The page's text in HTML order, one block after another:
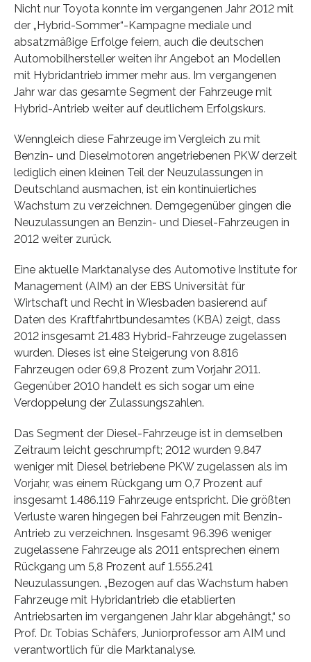
Nicht nur Toyota konnte im vergangenen Jahr 2012 mit
der „Hybrid-Sommer“-Kampagne mediale und
absatzmäßige Erfolge feiern, auch die deutschen
Automobilhersteller weiten ihr Angebot an Modellen
mit Hybridantrieb immer mehr aus. Im vergangenen
Jahr war das gesamte Segment der Fahrzeuge mit
Hybrid-Antrieb weiter auf deutlichem Erfolgskurs.
Wenngleich diese Fahrzeuge im Vergleich zu mit
Benzin- und Dieselmotoren angetriebenen PKW derzeit
lediglich einen kleinen Teil der Neuzulassungen in
Deutschland ausmachen, ist ein kontinuierliches
Wachstum zu verzeichnen. Demgegenüber gingen die
Neuzulassungen an Benzin- und Diesel-Fahrzeugen in
2012 weiter zurück.
Eine aktuelle Marktanalyse des Automotive Institute for
Management (AIM) an der EBS Universität für
Wirtschaft und Recht in Wiesbaden basierend auf
Daten des Kraftfahrtbundesamtes (KBA) zeigt, dass
2012 insgesamt 21.483 Hybrid-Fahrzeuge zugelassen
wurden. Dieses ist eine Steigerung von 8.816
Fahrzeugen oder 69,8 Prozent zum Vorjahr 2011.
Gegenüber 2010 handelt es sich sogar um eine
Verdoppelung der Zulassungszahlen.
Das Segment der Diesel-Fahrzeuge ist in demselben
Zeitraum leicht geschrumpft; 2012 wurden 9.847
weniger mit Diesel betriebene PKW zugelassen als im
Vorjahr, was einem Rückgang um 0,7 Prozent auf
insgesamt 1.486.119 Fahrzeuge entspricht. Die größten
Verluste waren hingegen bei Fahrzeugen mit Benzin-
Antrieb zu verzeichnen. Insgesamt 96.396 weniger
zugelassene Fahrzeuge als 2011 entsprechen einem
Rückgang um 5,8 Prozent auf 1.555.241
Neuzulassungen. „Bezogen auf das Wachstum haben
Fahrzeuge mit Hybridantrieb die etablierten
Antriebsarten im vergangenen Jahr klar abgehängt,“ so
Prof. Dr. Tobias Schäfers, Juniorprofessor am AIM und
verantwortlich für die Marktanalyse.